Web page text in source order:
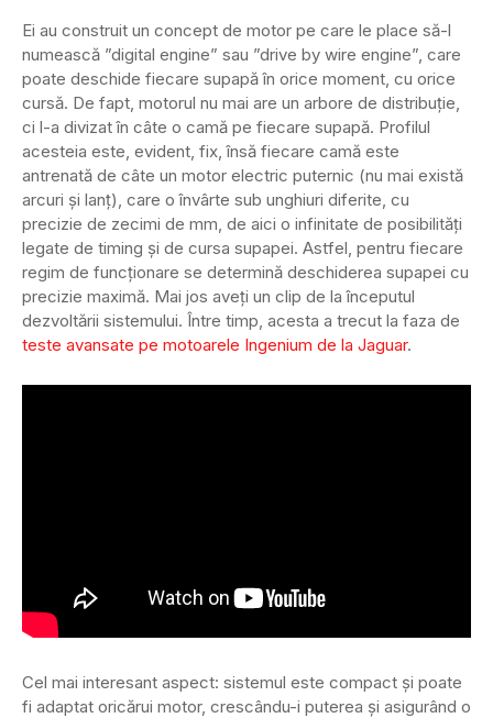
Ei au construit un concept de motor pe care le place să-l
numească ”digital engine” sau ”drive by wire engine”, care
poate deschide fiecare supapă în orice moment, cu orice
cursă. De fapt, motorul nu mai are un arbore de distribuție,
ci l-a divizat în câte o camă pe fiecare supapă. Profilul
acesteia este, evident, fix, însă fiecare camă este
antrenată de câte un motor electric puternic (nu mai există
arcuri și lanț), care o învârte sub unghiuri diferite, cu
precizie de zecimi de mm, de aici o infinitate de posibilități
legate de timing și de cursa supapei. Astfel, pentru fiecare
regim de funcționare se determină deschiderea supapei cu
precizie maximă. Mai jos aveți un clip de la începutul
dezvoltării sistemului. Între timp, acesta a trecut la faza de
teste avansate pe motoarele Ingenium de la Jaguar.
Cel mai interesant aspect: sistemul este compact și poate
fi adaptat oricărui motor, crescându-i puterea și asigurând o